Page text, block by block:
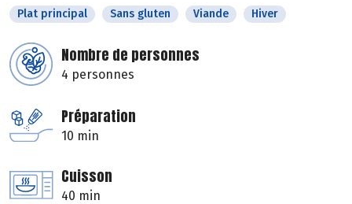
Plat principal Sans gluten Viande Hiver
Nombre de personnes
4 personnes
Préparation
10 min
Cuisson
40 min